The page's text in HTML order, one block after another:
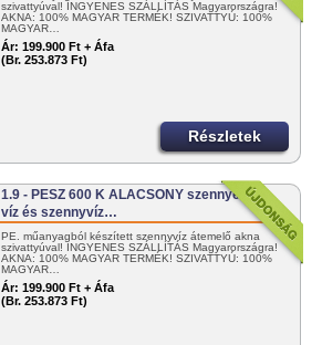
szivattyúval! INGYENES SZÁLLÍTÁS Magyarországra!
AKNA: 100% MAGYAR TERMÉK! SZIVATTYÚ: 100%
MAGYAR…
Ár: 199.900 Ft + Áfa
(Br. 253.873 Ft)
Részletek
1.9 - PESZ 600 K ALACSONY szennyezett
víz és szennyvíz…
PE. műanyagból készített szennyvíz átemelő akna
szivattyúval! INGYENES SZÁLLÍTÁS Magyarországra!
AKNA: 100% MAGYAR TERMÉK! SZIVATTYÚ: 100%
MAGYAR…
Ár: 199.900 Ft + Áfa
(Br. 253.873 Ft)